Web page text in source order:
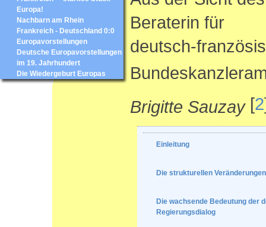
Europa!
Nachbarn am Rhein
Frankreich - Deutschland 0:0
Europavorstellungen
Deutsche Europavorstellungen
im 19. Jahrhundert
Die Wiedergeburt Europas
Beraterin für
deutsch-
Brigitte Sauzay [2
Einleitung
Die strukturellen
Die wachsende Bedeutung der
Regierungsdialog